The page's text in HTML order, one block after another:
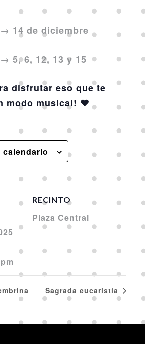
14 de diciembre
5, 6, 12, 13 y 15
disfrutar eso que te
modo musical! ❤️
calendario
RECINTO
Plaza Central
Sagrada eucaristía